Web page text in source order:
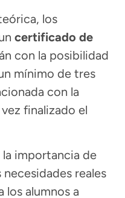
los
certificado de
con la posibilidad
mínimo de tres
con la
finalizado el
importancia de
reales
los alumnos a